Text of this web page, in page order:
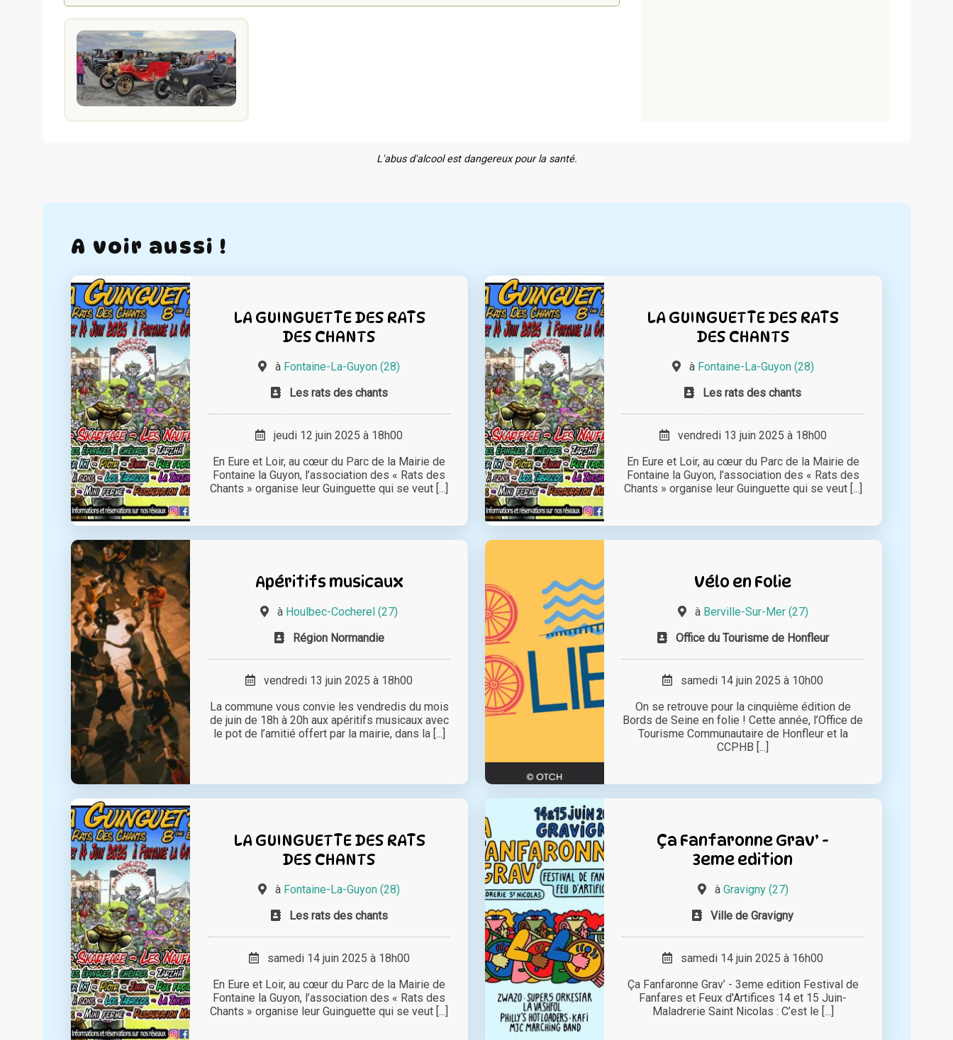
L'abus d'alcool est dangereux pour la santé.
A voir aussi !
LA GUINGUETTE DES RATS
DES CHANTS
à Fontaine-La-Guyon (28)
Les rats des chants
jeudi 12 juin 2025 à 18h00
En Eure et Loir, au cœur du Parc de la Mairie de
Fontaine la Guyon, l’association des « Rats des
Chants » organise leur Guinguette qui se veut [...]
LA GUINGUETTE DES RATS
DES CHANTS
à Fontaine-La-Guyon (28)
Les rats des chants
vendredi 13 juin 2025 à 18h00
En Eure et Loir, au cœur du Parc de la Mairie de
Fontaine la Guyon, l’association des « Rats des
Chants » organise leur Guinguette qui se veut [...]
Apéritifs musicaux
à Houlbec-Cocherel (27)
Région Normandie
vendredi 13 juin 2025 à 18h00
La commune vous convie les vendredis du mois
de juin de 18h à 20h aux apéritifs musicaux avec
le pot de l’amitié offert par la mairie, dans la [...]
Vélo en Folie
à Berville-Sur-Mer (27)
Office du Tourisme de Honfleur
samedi 14 juin 2025 à 10h00
On se retrouve pour la cinquième édition de
Bords de Seine en folie ! Cette année, l’Office de
Tourisme Communautaire de Honfleur et la
CCPHB [...]
LA GUINGUETTE DES RATS
DES CHANTS
à Fontaine-La-Guyon (28)
Les rats des chants
samedi 14 juin 2025 à 18h00
En Eure et Loir, au cœur du Parc de la Mairie de
Fontaine la Guyon, l’association des « Rats des
Chants » organise leur Guinguette qui se veut [...]
Ça Fanfaronne Grav’ -
3eme edition
à Gravigny (27)
Ville de Gravigny
samedi 14 juin 2025 à 16h00
Ça Fanfaronne Grav’ - 3eme edition Festival de
Fanfares et Feux d'Artifices 14 et 15 Juin-
Maladrerie Saint Nicolas : C’est le [...]